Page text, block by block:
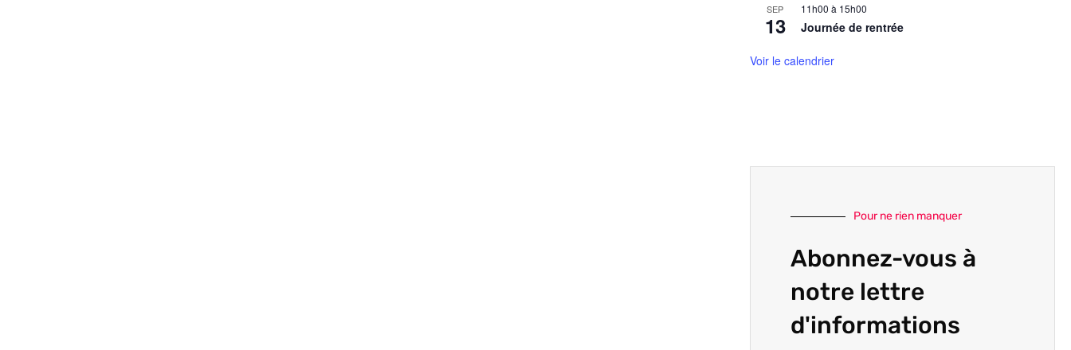
SEP
13
11h00 à 15h00
Journée de rentrée
Voir le calendrier
Pour ne rien manquer
Abonnez-vous à
notre lettre
d'informations